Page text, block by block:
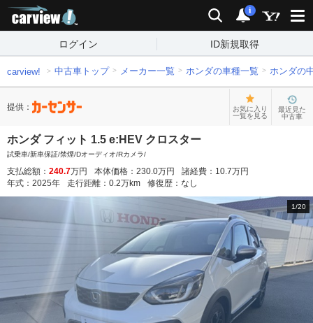
検索 通知
i
ログイン ID新規取得
carview! 中古車トップ メーカー一覧 ホンダの車種一覧 ホンダの
提供：
お気に入り
一覧を見る
最近見た
中古車
ホンダ フィット 1.5 e:HEV クロスター
試乗車/新車保証/禁煙/Dオーディオ/Rカメラ/
支払総額： 240.7万円 本体価格： 230.0万円 諸経費： 10.7万円
年式： 2025年 走行距離： 0.2万km 修復歴： なし
1/20